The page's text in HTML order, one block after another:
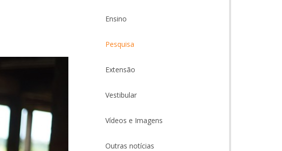
Ensino
Pesquisa
Extensão
Vestibular
Vídeos e Imagens
Outras notícias